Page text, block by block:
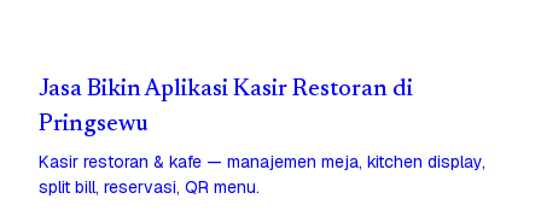
Jasa Bikin Aplikasi Kasir Restoran di
Pringsewu
Kasir restoran & kafe — manajemen meja, kitchen display,
split bill, reservasi, QR menu.